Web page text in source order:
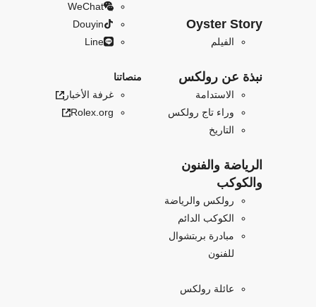
Oyster Story
الفيلم
نبذة عن رولكس
الاستدامة
وراء تاج رولكس
التاريخ
الرياضة والفنون
والكوكب
رولكس والرياضة
الكوكب الدائم
مبادرة بربتشوال
للفنون
عائلة رولكس
WeChat
Douyin
Line
منصاتنا
غرفة الأخبار
Rolex.org